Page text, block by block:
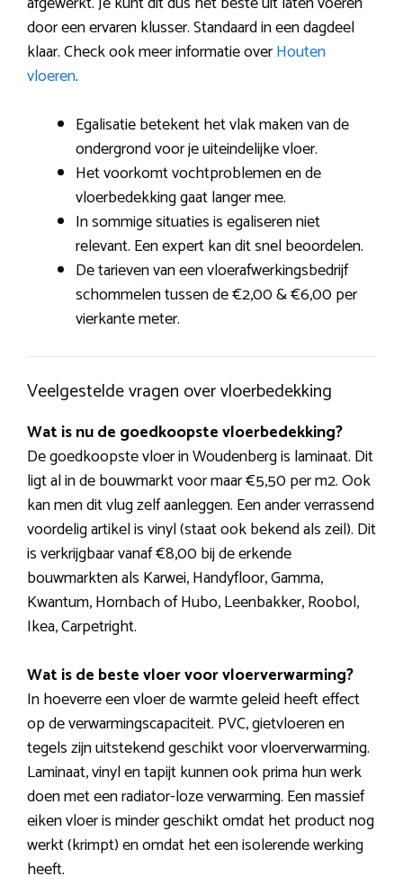
door een ervaren klusser. Standaard in een dagdeel
klaar. Check ook meer informatie overHouten
vloeren.
Egalisatie betekent het vlak maken van de
ondergrond voor je uiteindelijke vloer.
Het voorkomt vochtproblemen en de
vloerbedekking gaat langer mee.
In sommige situaties is egaliseren niet
relevant. Een expert kan dit snel beoordelen.
De tarieven van een vloerafwerkingsbedrijf
schommelen tussen de €2,00 & €6,00 per
vierkante meter.
Veelgestelde vragen over vloerbedekking
Wat is nu de goedkoopste vloerbedekking?
De goedkoopste vloer in Woudenberg is laminaat. Dit
ligt al in de bouwmarkt voor maar €5,50 per m2. Ook
kan men dit vlug zelf aanleggen. Een ander verrassend
voordelig artikel is vinyl (staat ook bekend als zeil). Dit
is verkrijgbaar vanaf €8,00 bij de erkende
bouwmarkten als Karwei, Handyfloor, Gamma,
Kwantum, Hornbach of Hubo, Leenbakker, Roobol,
Ikea, Carpetright.
Wat is de beste vloer voor vloerverwarming?
In hoeverre een vloer de warmte geleid heeft effect
op de verwarmingscapaciteit. PVC, gietvloeren en
tegels zijn uitstekend geschikt voor vloerverwarming.
Laminaat, vinyl en tapijt kunnen ook prima hun werk
doen met een radiator-loze verwarming. Een massief
eiken vloer is minder geschikt omdat het product nog
werkt (krimpt) en omdat het een isolerende werking
heeft.